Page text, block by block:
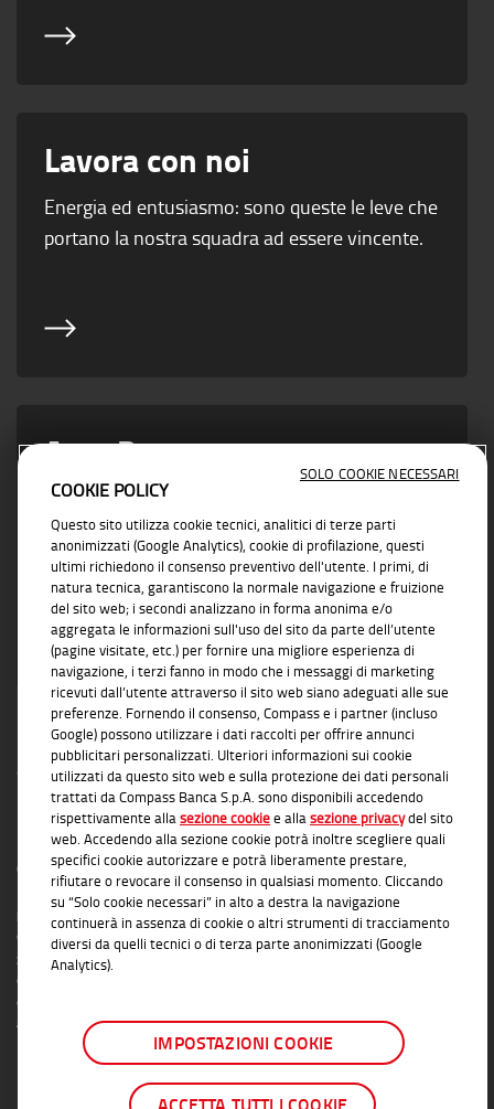
Lavora con noi
Energia ed entusiasmo: sono queste le leve che
portano la nostra squadra ad essere vincente.
Area Partner
Vicino ad ogni esigenza di business con
soluzioni concrete e affidabili
INFORMAZIONI TRASPARENTI
Compass Banca S.p.A., Banca del Gruppo Monte dei Paschi di Siena; P.I. Gruppo IVA
Mediobanca: 10536040966 - Tutti i diritti riservati -Dati Societari- Messaggio
pubblicitario con finalità promozionale. Per le condizioni contrattuali si rimanda ai
documenti informativi disponibili presso le Filiali Compass Banca S.p.A. o presso
gli Agenti in attività finanziaria autorizzati che operano in qualità di intermediari del
credito convenzionati in esclusiva con Compass Banca S.p.A. L'elenco delle Filiali e
delle Agenzie autorizzate è disponibile sul sito
approvazione della richiesta da parte di Compass Banca S.p.A.
COOKIE POLICY
Questo sito utilizza cookie tecnici, analitici di terze parti
anonimizzati (Google Analytics), cookie di profilazione, questi
ultimi richiedono il consenso preventivo dell'utente. I primi, di
natura tecnica, garantiscono la normale navigazione e fruizione
del sito web; i secondi analizzano in forma anonima e/o
aggregata le informazioni sull'uso del sito da parte dell’utente
(pagine visitate, etc.) per fornire una migliore esperienza di
navigazione, i terzi fanno in modo che i messaggi di marketing
ricevuti dall’utente attraverso il sito web siano adeguati alle sue
preferenze. Fornendo il consenso, Compass e i partner (incluso
Google) possono utilizzare i dati raccolti per offrire annunci
pubblicitari personalizzati. Ulteriori informazioni sui cookie
utilizzati da questo sito web e sulla protezione dei dati personali
trattati da Compass Banca S.p.A. sono disponibili accedendo
rispettivamente allasezione cookiee allasezione privacydel sito
web. Accedendo alla sezione cookie potrà inoltre scegliere quali
specifici cookie autorizzare e potrà liberamente prestare,
rifiutare o revocare il consenso in qualsiasi momento. Cliccando
su “Solo cookie necessari” in alto a destra la navigazione
continuerà in assenza di cookie o altri strumenti di tracciamento
diversi da quelli tecnici o di terza parte anonimizzati (Google
Analytics).
IMPOSTAZIONI COOKIE
SOLO COOKIE NECESSARI